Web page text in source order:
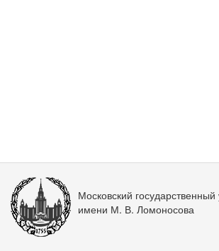
Московский государственный
имени М. В. Ломоносова